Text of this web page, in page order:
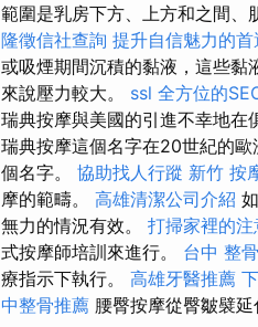
範圍是乳房下方、上方和之間、
隆徵信社查詢 提升自信魅力的
或吸煙期間沉積的黏液，這些黏
來說壓力較大。 ssl 全方位的
瑞典按摩與美國的引進不幸地在
瑞典按摩這個名字在20世紀的歐
個名字。 協助找人行蹤 新竹 按
摩的範疇。 高雄清潔公司介紹
無力的情況有效。 打掃家裡的
式按摩師培訓來進行。 台中 整骨
療指示下執行。 高雄牙醫推薦
中整骨推薦 腰臀按摩從臀皺襞